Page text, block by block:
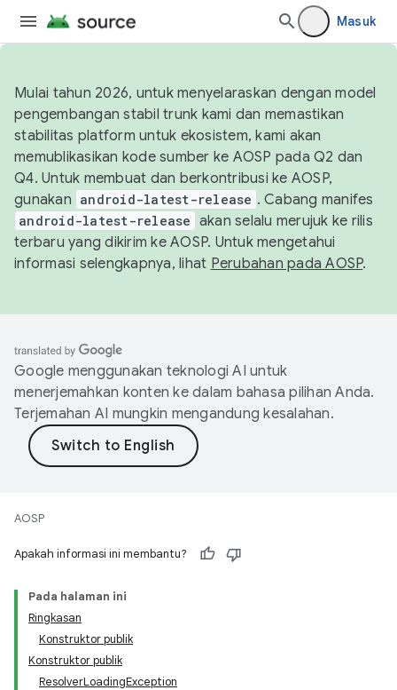
Masuk
Mulai tahun 2026, untuk menyelaraskan dengan model
pengembangan stabil trunk kami dan memastikan
stabilitas platform untuk ekosistem, kami akan
memublikasikan kode sumber ke AOSP pada Q2 dan
Q4. Untuk membuat dan berkontribusi ke AOSP,
gunakan android-latest-release . Cabang manifes
android-latest-release akan selalu merujuk ke rilis
terbaru yang dikirim ke AOSP. Untuk mengetahui
informasi selengkapnya, lihat Perubahan pada AOSP.
Google menggunakan teknologi AI untuk
menerjemahkan konten ke dalam bahasa pilihan Anda.
Terjemahan AI mungkin mengandung kesalahan.
AOSP
Apakah informasi ini membantu?
Pada halaman ini
Ringkasan
Konstruktor publik
Konstruktor publik
ResolverLoadingException